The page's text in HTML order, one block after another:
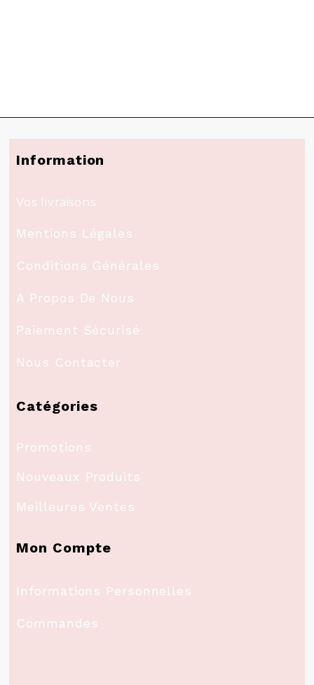
Information
Vos livraisons
Mentions Légales
Conditions Générales
A Propos De Nous
Paiement Sécurisé
Nous Contacter
Catégories
Promotions
Nouveaux Produits
Meilleures Ventes
Mon Compte
Informations Personnelles
Commandes